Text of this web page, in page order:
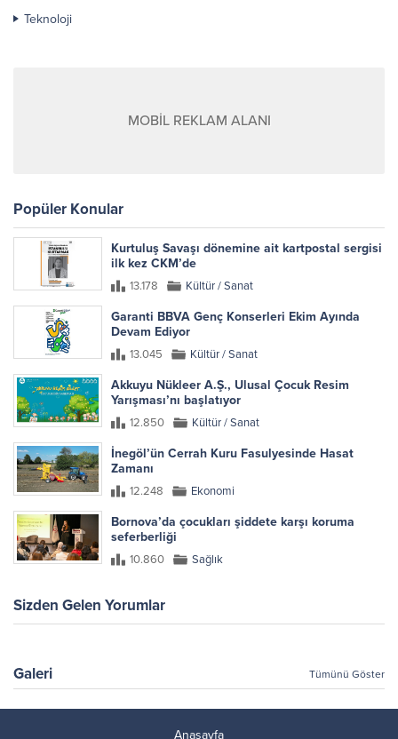
Teknoloji
MOBİL REKLAM ALANI
Popüler Konular
Kurtuluş Savaşı dönemine ait kartpostal sergisi
ilk kez CKM’de
13.178 Kültür / Sanat
Garanti BBVA Genç Konserleri Ekim Ayında
Devam Ediyor
13.045 Kültür / Sanat
Akkuyu Nükleer A.Ş., Ulusal Çocuk Resim
Yarışması’nı başlatıyor
12.850 Kültür / Sanat
İnegöl’ün Cerrah Kuru Fasulyesinde Hasat
Zamanı
12.248 Ekonomi
Bornova’da çocukları şiddete karşı koruma
seferberliği
10.860 Sağlık
Sizden Gelen Yorumlar
Galeri Tümünü Göster
Anasayfa